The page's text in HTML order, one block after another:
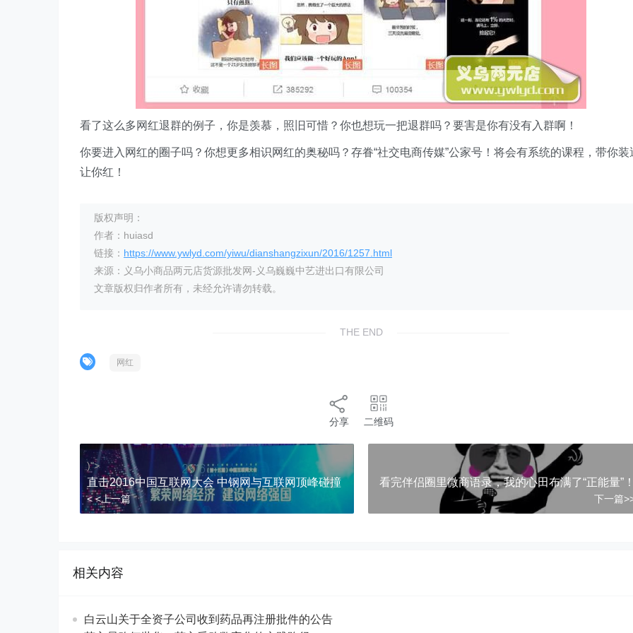
看了这么多网红退群的例子，你是羡慕，照旧可惜？你也想玩一把退群吗？要害是你有没有入群啊！
你要进入网红的圈子吗？你想更多相识网红的奥秘吗？存眷“社交电商传媒”公家号！将会有系统的课程，带你装
让你红！
版权声明：
作者：huiasd
链接： https://www.ywlyd.com/yiwu/dianshangzixun/2016/1257.html
来源：义乌小商品两元店货源批发网-义乌巍巍中艺进出口有限公司
文章版权归作者所有，未经允许请勿转载。
THE END
网红
分享 二维码
)">
直击2016中国互联网大会 中钢网与互联网顶峰碰撞
< <上一篇
看完伴侣圈里微商语录，我的心田布满了“正能量”
下一篇
相关内容
白云山关于全资子公司收到药品再注册批件的公告